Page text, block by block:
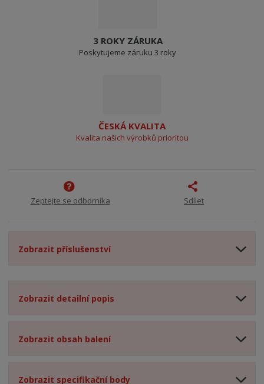
3 ROKY ZÁRUKA
Poskytujeme záruku 3 roky
ČESKÁ KVALITA
Kvalita našich výrobků prioritou
Zeptejte se odborníka Sdílet
Zobrazit příslušenství
Zobrazit detailní popis
Zobrazit obsah balení
Zobrazit specifikační body